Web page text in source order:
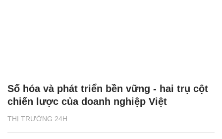
THỊ TRƯỜNG 24H
Số hóa và phát triển bền vững - hai trụ cột
chiến lược của doanh nghiệp Việt